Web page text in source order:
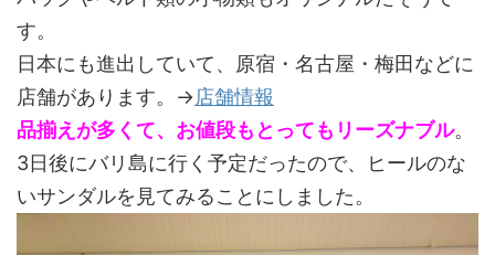
す。
日本にも進出していて、原宿・名古屋・梅田などに
店舗があります。→店舗情報
品揃えが多くて、お値段もとってもリーズナブル。
3日後にバリ島に行く予定だったので、ヒールのな
いサンダルを見てみることにしました。